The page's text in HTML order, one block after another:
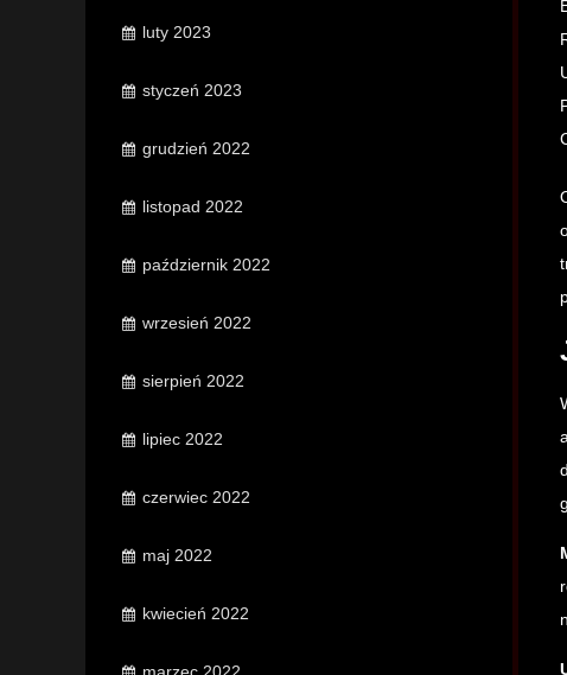
luty 2023
styczeń 2023
grudzień 2022
listopad 2022
październik 2022
wrzesień 2022
sierpień 2022
lipiec 2022
czerwiec 2022
maj 2022
kwiecień 2022